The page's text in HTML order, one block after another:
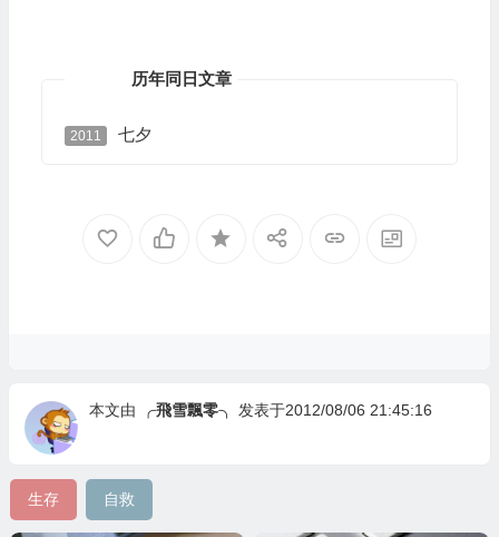
历年同日文章
2011 七夕
本文由 ╭飛雪飄零╮ 发表于2012/08/06 21:45:16
生存 自救